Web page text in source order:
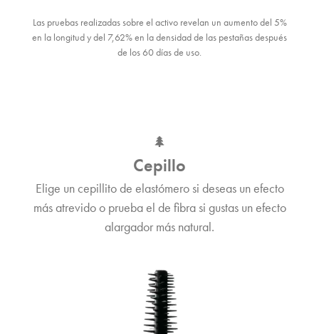
Las pruebas realizadas sobre el activo revelan un aumento del 5%
en la longitud y del 7,62% en la densidad de las pestañas después
de los 60 días de uso.
🌲
Cepillo
Elige un cepillito de elastómero si deseas un efecto
más atrevido o prueba el de fibra si gustas un efecto
alargador más natural.